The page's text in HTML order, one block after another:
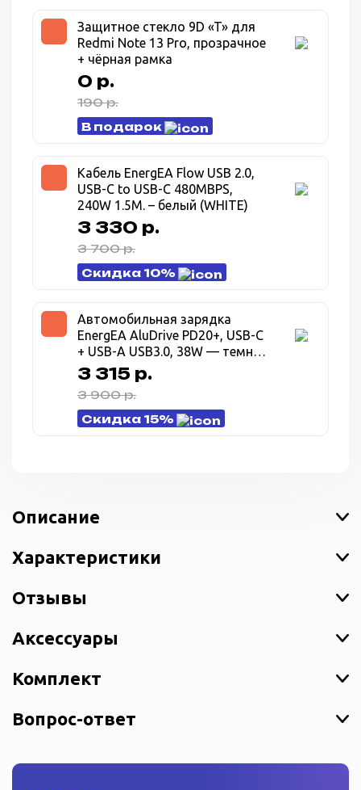
Защитное стекло 9D «T» для
Redmi Note 13 Pro, прозрачное
+ чёрная рамка
0 р.
190 р.
В подарок
Кабель EnergEA Flow USB 2.0,
USB-C to USB-C 480MBPS,
240W 1.5M. – белый (WHITE)
3 330 р.
3 700 р.
Скидка 10%
Автомобильная зарядка
EnergEA AluDrive PD20+, USB-C
+ USB-A USB3.0, 38W — темно
серый (Gunmetal)
3 315 р.
3 900 р.
Скидка 15%
Описание
Характеристики
Отзывы
Аксессуары
Комплект
Вопрос-ответ